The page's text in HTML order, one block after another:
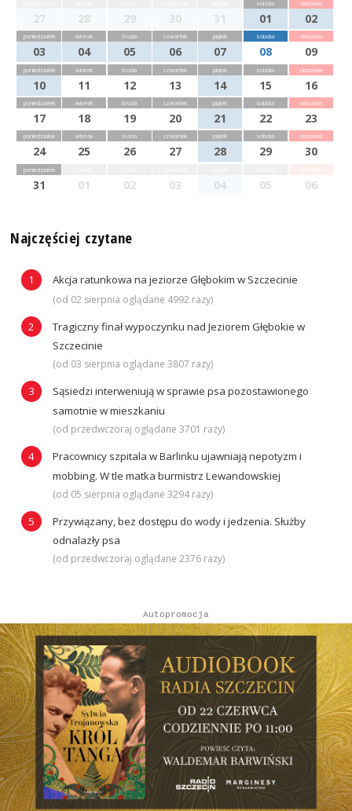
27 28 29 30 31
sobota
01
niedziela
02
poniedziałek
03
wtorek
04
środa
05
czwartek
06
piątek
07
sobota
08
niedziela
09
poniedziałek
10
wtorek
11
środa
12
czwartek
13
piątek
14
sobota
15
niedziela
16
poniedziałek
17
wtorek
18
środa
19
czwartek
20
piątek
21
sobota
22
niedziela
23
poniedziałek
24
wtorek
25
środa
26
czwartek
27
piątek
28
sobota
29
niedziela
30
poniedziałek
31 01 02 03 04 05 06
Najczęściej czytane
Akcja ratunkowa na jeziorze Głębokim w Szczecinie
(od 02 sierpnia oglądane 4992 razy)
Tragiczny finał wypoczynku nad Jeziorem Głębokie w
Szczecinie
(od 03 sierpnia oglądane 3807 razy)
Sąsiedzi interweniują w sprawie psa pozostawionego
samotnie w mieszkaniu
(od przedwczoraj oglądane 3701 razy)
Pracownicy szpitala w Barlinku ujawniają nepotyzm i
mobbing. W tle matka burmistrz Lewandowskiej
(od 05 sierpnia oglądane 3294 razy)
Przywiązany, bez dostępu do wody i jedzenia. Służby
odnalazły psa
(od przedwczoraj oglądane 2376 razy)
Autopromocja